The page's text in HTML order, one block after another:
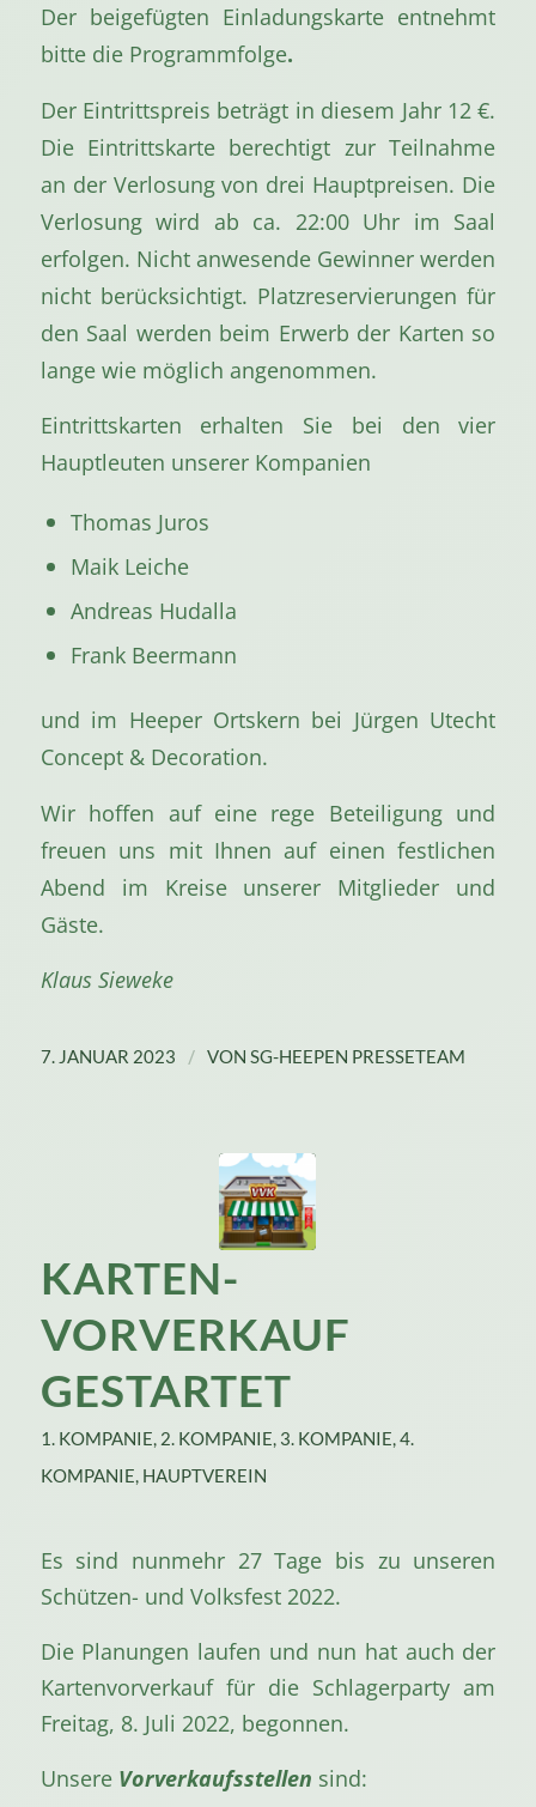
Der beigefügten Einladungskarte entnehmt
bitte die Programmfolge.
Der Eintrittspreis beträgt in diesem Jahr 12 €.
Die Eintrittskarte berechtigt zur Teilnahme
an der Verlosung von drei Hauptpreisen. Die
Verlosung wird ab ca. 22:00 Uhr im Saal
erfolgen. Nicht anwesende Gewinner werden
nicht berücksichtigt. Platzreservierungen für
den Saal werden beim Erwerb der Karten so
lange wie möglich angenommen.
Eintrittskarten erhalten Sie bei den vier
Hauptleuten unserer Kompanien
Thomas Juros
Maik Leiche
Andreas Hudalla
Frank Beermann
und im Heeper Ortskern bei Jürgen Utecht
Concept & Decoration.
Wir hoffen auf eine rege Beteiligung und
freuen uns mit Ihnen auf einen festlichen
Abend im Kreise unserer Mitglieder und
Gäste.
Klaus Sieweke
7. JANUAR 2023 / VON SG-HEEPEN PRESSETEAM
KARTEN­
VORVERKAUF
GESTARTET
1. KOMPANIE, 2. KOMPANIE, 3. KOMPANIE,4.
KOMPANIE, HAUPTVEREIN
Es sind nunmehr 27 Tage bis zu unseren
Schützen- und Volksfest 2022.
Die Planungen laufen und nun hat auch der
Kartenvorverkauf für die Schlagerparty am
Freitag, 8. Juli 2022, begonnen.
Unsere Vorverkaufsstellen sind: